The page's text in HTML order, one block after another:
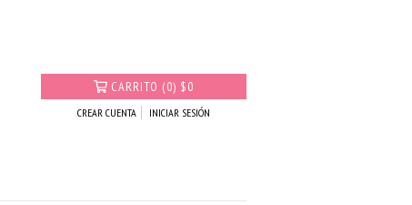
CARRITO (0) $0
CREAR CUENTA INICIAR SESIÓN